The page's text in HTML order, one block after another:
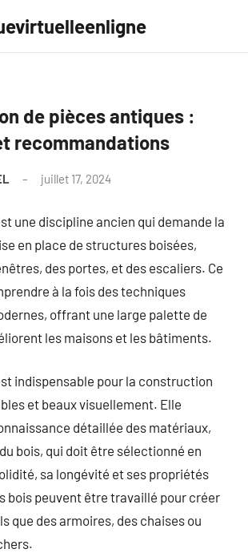
de pièces antiques :
recommandations
juillet 17, 2024
une discipline ancien qui demande la
en place de structures boisées,
des portes, et des escaliers. Ce
à la fois des techniques
offrant une large palette de
les maisons et les bâtiments.
indispensable pour la construction
et beaux visuellement. Elle
détaillée des matériaux,
bois, qui doit être sélectionné en
sa longévité et ses propriétés
bois peuvent être travaillé pour créer
que des armoires, des chaises ou